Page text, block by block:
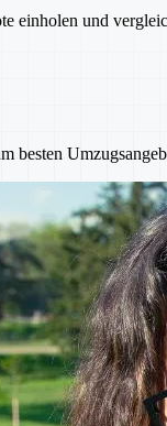
einholen und
besten